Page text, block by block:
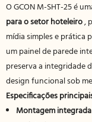
O GCON M-SHT-25 é
para o setor hoteleiro,
mídia simples e prática
um painel de parede
preserva a integridade
design funcional sob
Especificações
Montagem